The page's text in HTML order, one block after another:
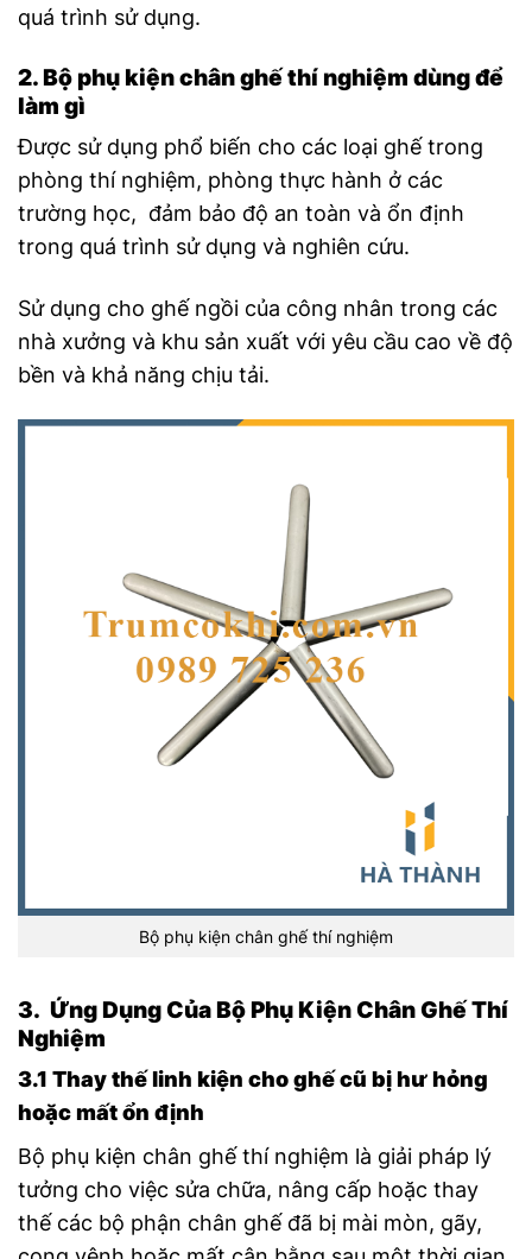
quá trình sử dụng.
2. Bộ phụ kiện chân ghế thí nghiệm dùng để
làm gì
Được sử dụng phổ biến cho các loại ghế trong
phòng thí nghiệm, phòng thực hành ở các
trường học, đảm bảo độ an toàn và ổn định
trong quá trình sử dụng và nghiên cứu.
Sử dụng cho ghế ngồi của công nhân trong các
nhà xưởng và khu sản xuất với yêu cầu cao về độ
bền và khả năng chịu tải.
Bộ phụ kiện chân ghế thí nghiệm
3. Ứng Dụng Của Bộ Phụ Kiện Chân Ghế Thí
Nghiệm
3.1 Thay thế linh kiện cho ghế cũ bị hư hỏng
hoặc mất ổn định
Bộ phụ kiện chân ghế thí nghiệm là giải pháp lý
tưởng cho việc sửa chữa, nâng cấp hoặc thay
thế các bộ phận chân ghế đã bị mài mòn, gãy,